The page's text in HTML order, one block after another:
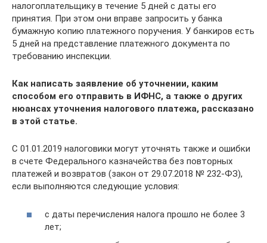
налогоплательщику в течение 5 дней с даты его
принятия. При этом они вправе запросить у банка
бумажную копию платежного поручения. У банкиров есть
5 дней на представление платежного документа по
требованию инспекции.
Как написать заявление об уточнении, каким
способом его отправить в ИФНС, а также о других
нюансах уточнения налогового платежа, рассказано
в этой статье.
С 01.01.2019 налоговики могут уточнять также и ошибки
в счете Федерального казначейства без повторных
платежей и возвратов (закон от 29.07.2018 № 232-ФЗ),
если выполняются следующие условия:
с даты перечисления налога прошло не более 3
лет;